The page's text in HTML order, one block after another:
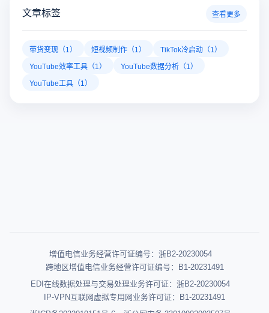
文章标签 查看更多
带货变现（1） 短视频制作（1）
TikTok冷启动（1）
YouTube效率工具（1）
YouTube数据分析（1）
YouTube工具（1）
增值电信业务经营许可证编号：浙B2-20230054
跨地区增值电信业务经营许可证编号：B1-20231491
EDI在线数据处理与交易处理业务许可证：浙B2-20230054
IP-VPN互联网虚拟专用网业务许可证：B1-20231491